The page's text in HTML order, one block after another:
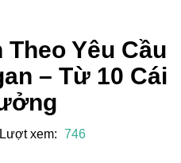
Theo Yêu Cầu
– Từ 10 Cái
Lượt xem: 746